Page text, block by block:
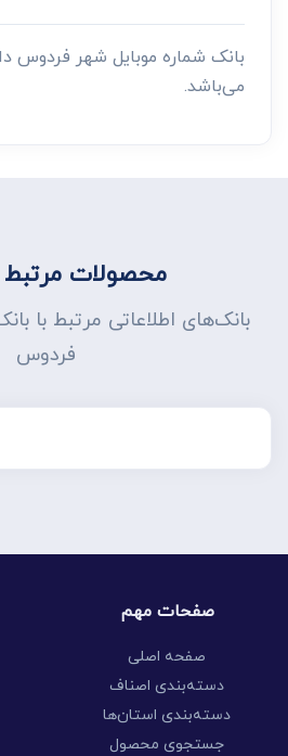
بانک شماره موبایل شهر فردوس
می‌باشد.
محصولات
بانک‌های اطلاعاتی مرتبط با
فردوس
صفحات مهم
صفحه اصلی
دسته‌بندی اصناف
دسته‌بندی استان‌ها
جستجوی محصول